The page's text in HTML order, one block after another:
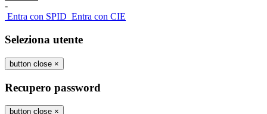
-
Entra con SPID Entra con CIE
Seleziona utente
button close ×
Recupero password
button close ×